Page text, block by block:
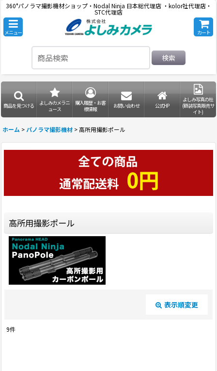
360°パノラマ撮影機材ショップ・Nodal Ninja 日本総代理店 ・kolor社代理店・
STC代理店
メニュー カート
検索
商品を見つける
よしみカメラニ
ュース
購入履歴・お客
様情報
お問い合わせ 公式HP
よしみ写真の杜
(額装写真販売サ
イト)
ホーム > パノラマ撮影機材 >高所用撮影ポール
高所用撮影ポール
表示順変更
閉じる
9件